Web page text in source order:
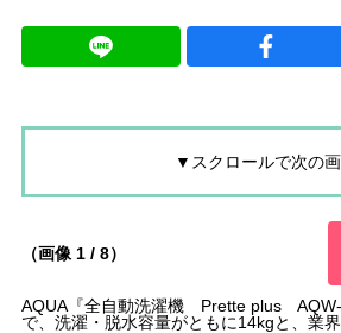
▼スクロールで次の
（画像 1 / 8）
AQUA『全自動洗濯機 Prette plus AQW-
で、洗濯・脱水容量がともに14kgと、業